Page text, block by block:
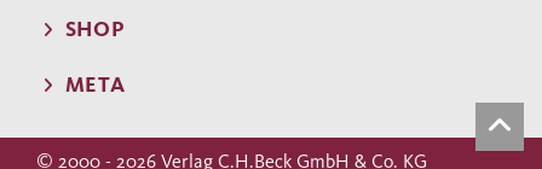
SHOP
META
© 2000 - 2026 Verlag C.H.Beck GmbH & Co. KG